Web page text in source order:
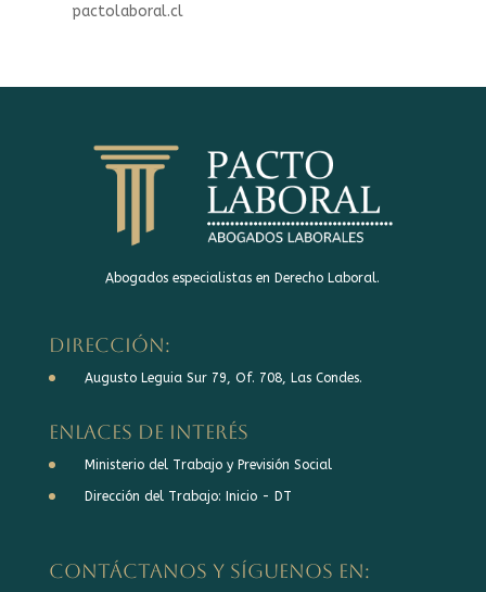
pactolaboral.cl
Abogados especialistas en Derecho Laboral.
DIRECCIÓN:
Augusto Leguia Sur 79, Of. 708, Las Condes.
Enlaces de interés
Ministerio del Trabajo y Previsión Social
Dirección del Trabajo: Inicio - DT
Contáctanos y síguenos en: